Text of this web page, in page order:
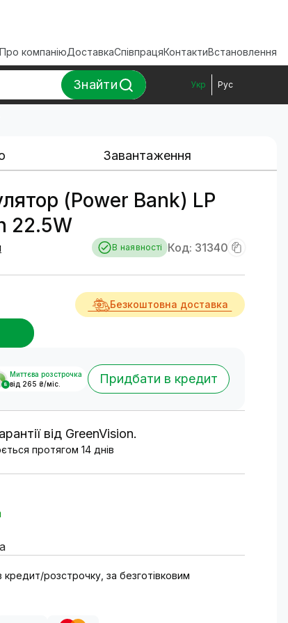
Про компаніюДоставкаСпівпрацяКонтактиВстановлення
Знайти Укр Рус
Завантаження
(Power Bank) LP
22.5W
В наявності
Код: 31340
Безкоштовна доставка
8
Миттєва розстрочка
від 265 ₴/міс.
Придбати в кредит
від GreenVision.
протягом 14 днів
розстрочку, за безготівковим